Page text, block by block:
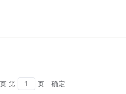
第 页 确定